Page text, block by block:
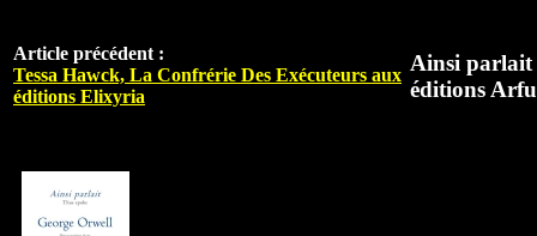
Article précédent :
Tessa Hawck, La Confrérie Des Exécuteurs aux
éditions Elixyria
Ainsi parlait
éditions